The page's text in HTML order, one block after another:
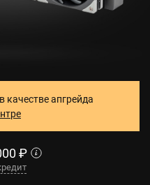
качестве апгрейда
₽